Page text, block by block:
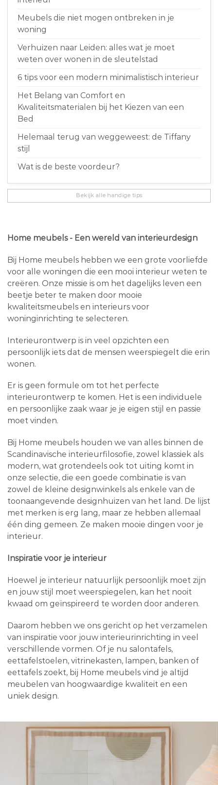
Meubels die niet mogen ontbreken in je
woning
Verhuizen naar Leiden: alles wat je moet
weten over wonen in de sleutelstad
6 tips voor een modern minimalistisch interieur
Het Belang van Comfort en
Kwaliteitsmaterialen bij het Kiezen van een
Bed
Helemaal terug van weggeweest: de Tiffany
stijl
Wat is de beste voordeur?
Bekijk alle handige tips
Home meubels - Een wereld van interieurdesign
Bij Home meubels hebben we een grote voorliefde
voor alle woningen die een mooi interieur weten te
creëren. Onze missie is om het dagelijks leven een
beetje beter te maken door mooie
kwaliteitsmeubels en interieurs voor
woninginrichting te selecteren.
Interieurontwerp is in veel opzichten een
persoonlijk iets dat de mensen weerspiegelt die erin
wonen.
Er is geen formule om tot het perfecte
interieurontwerp te komen. Het is een individuele
en persoonlijke zaak waar je je eigen stijl en passie
moet vinden.
Bij Home meubels houden we van alles binnen de
Scandinavische interieurfilosofie, zowel klassiek als
modern, wat grotendeels ook tot uiting komt in
onze selectie, die een goede combinatie is van
zowel de kleine designwinkels als enkele van de
toonaangevende designhuizen van het land. De lijst
met merken is erg lang, maar ze hebben allemaal
één ding gemeen. Ze maken mooie dingen voor je
interieur.
Inspiratie voor je interieur
Hoewel je interieur natuurlijk persoonlijk moet zijn
en jouw stijl moet weerspiegelen, kan het nooit
kwaad om geïnspireerd te worden door anderen.
Daarom hebben we ons gericht op het verzamelen
van inspiratie voor jouw interieurinrichting in veel
verschillende vormen. Of je nu salontafels,
eettafelstoelen, vitrinekasten, lampen, banken of
eettafels zoekt, bij Home meubels vind je altijd
meubelen van hoogwaardige kwaliteit en een
uniek design.